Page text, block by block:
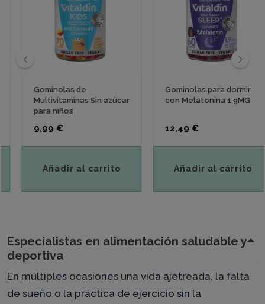
Gominolas de
Multivitaminas Sin azúcar
para niños
Precio
9,99 €
Añadir al carrito
Gominolas para dormir
con Melatonina 1,9MG
Precio
12,49 €
Añadir al carrito
Especialistas en alimentación saludable y
deportiva
En múltiples ocasiones una vida ajetreada, la falta
de sueño o la práctica de ejercicio sin la